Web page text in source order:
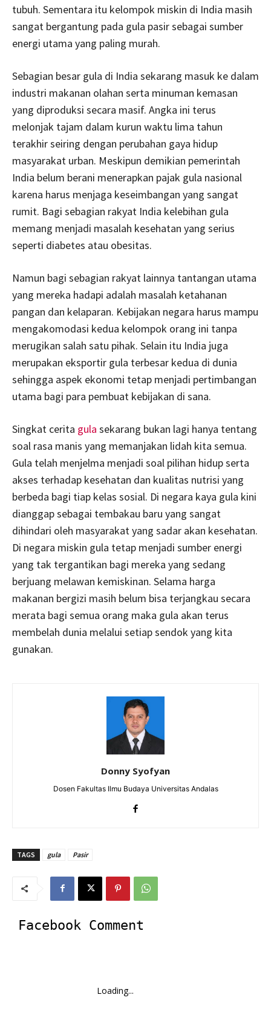
tubuh. Sementara itu kelompok miskin di India masih
sangat bergantung pada gula pasir sebagai sumber
energi utama yang paling murah.
Sebagian besar gula di India sekarang masuk ke dalam
industri makanan olahan serta minuman kemasan
yang diproduksi secara masif. Angka ini terus
melonjak tajam dalam kurun waktu lima tahun
terakhir seiring dengan perubahan gaya hidup
masyarakat urban. Meskipun demikian pemerintah
India belum berani menerapkan pajak gula nasional
karena harus menjaga keseimbangan yang sangat
rumit. Bagi sebagian rakyat India kelebihan gula
memang menjadi masalah kesehatan yang serius
seperti diabetes atau obesitas.
Namun bagi sebagian rakyat lainnya tantangan utama
yang mereka hadapi adalah masalah ketahanan
pangan dan kelaparan. Kebijakan negara harus mampu
mengakomodasi kedua kelompok orang ini tanpa
merugikan salah satu pihak. Selain itu India juga
merupakan eksportir gula terbesar kedua di dunia
sehingga aspek ekonomi tetap menjadi pertimbangan
utama bagi para pembuat kebijakan di sana.
Singkat cerita gula sekarang bukan lagi hanya tentang
soal rasa manis yang memanjakan lidah kita semua.
Gula telah menjelma menjadi soal pilihan hidup serta
akses terhadap kesehatan dan kualitas nutrisi yang
berbeda bagi tiap kelas sosial. Di negara kaya gula kini
dianggap sebagai tembakau baru yang sangat
dihindari oleh masyarakat yang sadar akan kesehatan.
Di negara miskin gula tetap menjadi sumber energi
yang tak tergantikan bagi mereka yang sedang
berjuang melawan kemiskinan. Selama harga
makanan bergizi masih belum bisa terjangkau secara
merata bagi semua orang maka gula akan terus
membelah dunia melalui setiap sendok yang kita
gunakan.
Donny Syofyan
Dosen Fakultas Ilmu Budaya Universitas Andalas
TAGS gula Pasir
Facebook Comment
Loading...